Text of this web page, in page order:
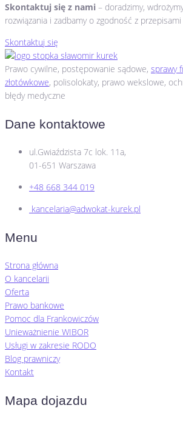
Skontaktuj się z nami – doradzimy,
rozwiązania i zadbamy o zgodność z przepisami
Skontaktuj się
Prawo cywilne​, postępowanie sądowe, sprawy
złotówkowe, polisolokaty, prawo wekslowe,
błędy medyczne
Dane kontaktowe
ul.Gwiaździsta 7c lok. 11a,
01-651 Warszawa
+48 668 344 019
kancelaria@adwokat-kurek.pl
Menu
Strona główna
O kancelarii
Oferta
Prawo bankowe
Pomoc dla Frankowiczów
Unieważnienie WIBOR
Usługi w zakresie RODO
Blog prawniczy
Kontakt
Mapa dojazdu